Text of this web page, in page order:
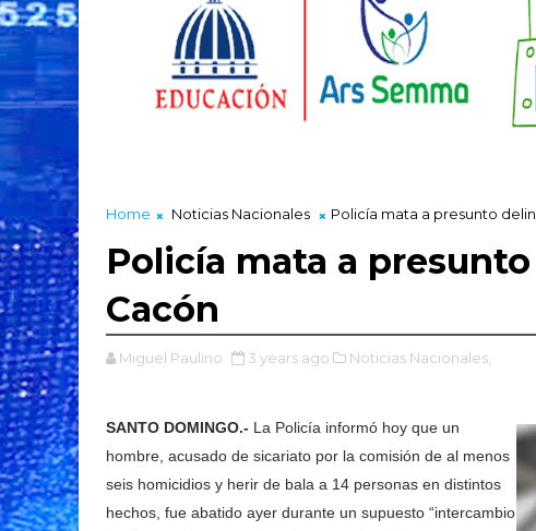
Home Noticias Nacionales Policía mata a presunto
Policía mata a
Cacón
Miguel Paulino 3 years ago Noticias Nacionales,
SANTO DOMINGO.- La Policía informó hoy que un
hombre, acusado de sicariato por la comisión de al menos
seis homicidios y herir de bala a 14 personas en distintos
hechos, fue abatido ayer durante un supuesto “intercambio